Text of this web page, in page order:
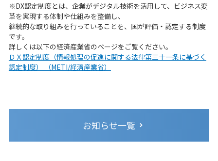
※DX認定制度とは、企業がデジタル技術を活用して、ビジネス変
革を実現する体制や仕組みを整備し、
継続的な取り組みを行っていることを、国が評価・認定する制度
です。
詳しくは以下の経済産業省のページをご覧ください。
ＤＸ認定制度（情報処理の促進に関する法律第三十一条に基づく
認定制度） （METI/経済産業省）
お知らせ一覧